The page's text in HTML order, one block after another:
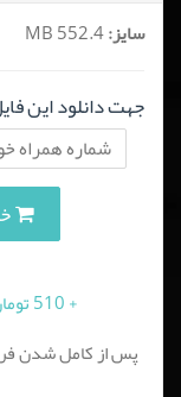
سایز:
جهت دانلود این
+ 510 تومان (10 درصد مالیات بر ارزش افزوده)
پس از کامل شدن